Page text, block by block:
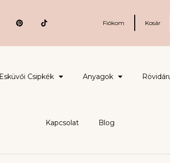
Fiókom Kosár
Esküvői Csipkék Anyagok
Kapcsolat Blog